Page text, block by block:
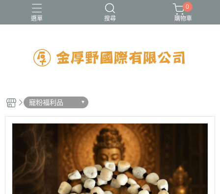
選單 搜尋
0
購物車
寵粉福利品